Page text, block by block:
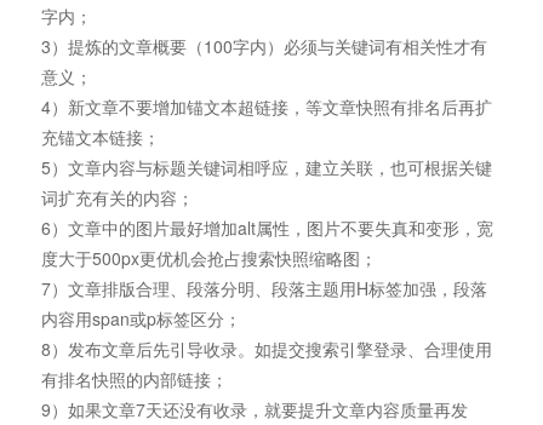
字内；
3）提炼的文章概要（100字内）必须与关键词有相关性才有
意义；
4）新文章不要增加锚文本超链接，等文章快照有排名后再扩
充锚文本链接；
5）文章内容与标题关键词相呼应，建立关联，也可根据关键
词扩充有关的内容；
6）文章中的图片最好增加alt属性，图片不要失真和变形，宽
度大于500px更优机会抢占搜索快照缩略图；
7）文章排版合理、段落分明、段落主题用H标签加强，段落
内容用span或p标签区分；
8）发布文章后先引导收录。如提交搜索引擎登录、合理使用
有排名快照的内部链接；
9）如果文章7天还没有收录，就要提升文章内容质量再发